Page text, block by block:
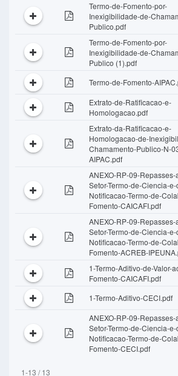
Termo-de-Fomento-por-
Inexigibilidade-de-
Publico.pdf
Termo-de-Fomento-por-
Inexigibilidade-de-
Publico (1).pdf
Termo-de-Fomento-
Extrato-de-Ratificacao-e-
Homologacao.pdf
Extrato-da-Ratificacao-e-
Homologacao-de-
Chamamento-Publico-N-
AIPAC.pdf
ANEXO-RP-09-Repasses-
Setor-Termo-de-Ciencia-
Notificacao-Termo-de-
Fomento-CAICAFI.pdf
ANEXO-RP-09-Repasses-
Setor-Termo-de-Ciencia-
Notificacao-Termo-de-
Fomento-ACREB-
1-Termo-Aditivo-de-Valor-
Fomento-CAICAFI.pdf
1-Termo-Aditivo-CECI.pdf
ANEXO-RP-09-Repasses-
Setor-Termo-de-Ciencia-
Notificacao-Termo-de-
Fomento-CECI.pdf
1-13 / 13